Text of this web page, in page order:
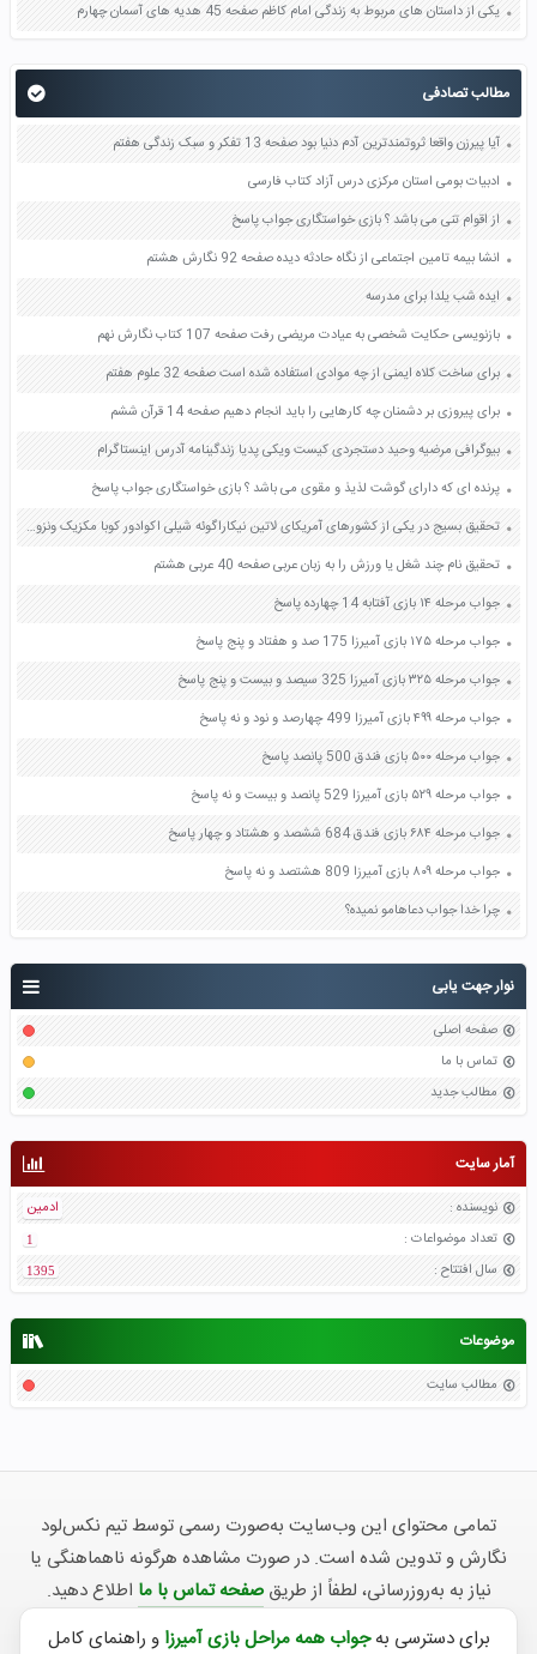
نوار جهت یابی
صفحه اصلی
تماس با ما
مطالب جدید
آمار سایت
نویسنده :
ادمین
تعداد موضواعات :
1
سال افتتاح :
1395
موضوعات
مطالب سایت
یکی از داستان های مربوط به زندگی امام کاظم صفحه 45 هدیه های آسمان چهارم
مطالب تصادفی
آیا پیرزن واقعا ثروتمندترین آدم دنیا بود صفحه 13 تفکر و سبک زندگی هفتم
ادبیات بومی استان مرکزی درس آزاد کتاب فارسی
از اقوام تنی می باشد ؟ بازی خواستگاری جواب پاسخ
انشا بیمه تامین اجتماعی از نگاه حادثه دیده صفحه 92 نگارش هشتم
ایده شب یلدا برای مدرسه
بازنویسی حکایت شخصی به عیادت مریضی رفت صفحه 107 کتاب نگارش نهم
برای ساخت کلاه ایمنی از چه موادی استفاده شده است صفحه 32 علوم هفتم
برای پیروزی بر دشمنان چه کارهایی را باید انجام دهیم صفحه 14 قرآن ششم
بیوگرافی مرضیه وحید دستجردی کیست ویکی پدیا زندگینامه آدرس اینستاگرام
پرنده ای که دارای گوشت لذیذ و مقوی می باشد ؟ بازی خواستگاری جواب پاسخ
تحقیق بسیج در یکی از کشورهای آمریکای لاتین نیکاراگوئه شیلی اکوادور کوبا مکزیک ونزوئلا بولیوی صفحه 29 آمادگی دفاعی دهم
تحقیق نام چند شغل یا ورزش را به زبان عربی صفحه 40 عربی هشتم
جواب مرحله ۱۴ بازی آفتابه 14 چهارده پاسخ
جواب مرحله ۱۷۵ بازی آمیرزا 175 صد و هفتاد و پنج پاسخ
جواب مرحله ۳۲۵ بازی آمیرزا 325 سیصد و بیست و پنج پاسخ
جواب مرحله ۴۹۹ بازی آمیرزا 499 چهارصد و نود و نه پاسخ
جواب مرحله ۵۰۰ بازی فندق 500 پانصد پاسخ
جواب مرحله ۵۲۹ بازی آمیرزا 529 پانصد و بیست و نه پاسخ
جواب مرحله ۶۸۴ بازی فندق 684 ششصد و هشتاد و چهار پاسخ
جواب مرحله ۸۰۹ بازی آمیرزا 809 هشتصد و نه پاسخ
چرا خدا جواب دعاهامو نمیده؟
تمامی محتوای این وب‌سایت به‌صورت رسمی توسط تیم نکس‌لود
نگارش و تدوین شده است. در صورت مشاهده هرگونه ناهماهنگی یا
نیاز به به‌روزرسانی، لطفاً از طریقصفحه تماس با ما اطلاع دهید.
برای دسترسی به جواب همه مراحل بازی آمیرزا و راهنمای کامل